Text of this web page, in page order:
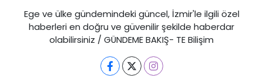
Ege ve ülke gündemindeki güncel, İzmir'le ilgili özel
haberleri en doğru ve güvenilir şekilde haberdar
olabilirsiniz / GÜNDEME BAKIŞ- TE Bilişim